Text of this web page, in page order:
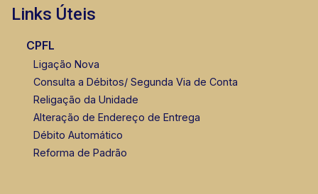
Links Úteis
CPFL
Ligação Nova
Consulta a Débitos/ Segunda Via de Conta
Religação da Unidade
Alteração de Endereço de Entrega
Débito Automático
Reforma de Padrão